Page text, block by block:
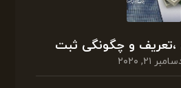
،تعریف و چگونگی ثبت
۲۱, ۲۰۲۰